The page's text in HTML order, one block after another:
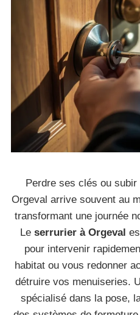
Perdre ses clés ou
Orgeval arrive souvent au
transformant une journée
Le serrurier à Orgeval
pour intervenir
habitat ou vous redonner
détruire vos menuiseries.
spécialisé dans la pose,